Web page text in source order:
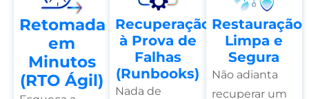
Retomada
em
Minutos
(RTO Ágil)
Recuperação
à Prova de
Falhas
(Runbooks)
Nada de
Restauração
Limpa e
Segura
Não adianta
recuperar um